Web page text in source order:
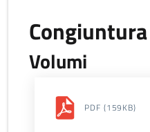
Volumi
PDF (159KB)